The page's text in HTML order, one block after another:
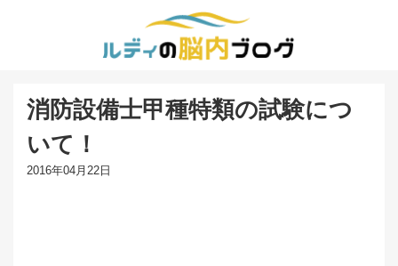
消防設備士甲種特類の試験につ
いて！
2016年04月22日